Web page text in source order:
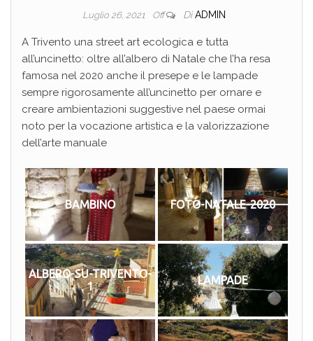
Luglio 26, 2021 Off Di ADMIN
A Trivento una street art ecologica e tutta
all’uncinetto: oltre all’albero di Natale che l’ha resa
famosa nel 2020 anche il presepe e le lampade
sempre rigorosamente all’uncinetto per ornare e
creare ambientazioni suggestive nel paese ormai
noto per la vocazione artistica e la valorizzazione
dell’arte manuale
BAMBINO FOTO-NATALE-2020
ALBERO-SU-TRIVENTO-
1
LAMPADE